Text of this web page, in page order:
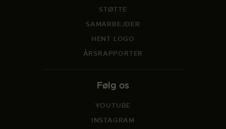
STØTTE
SAMARBEJDER
HENT LOGO
ÅRSRAPPORTER
Følg os
YOUTUBE
INSTAGRAM